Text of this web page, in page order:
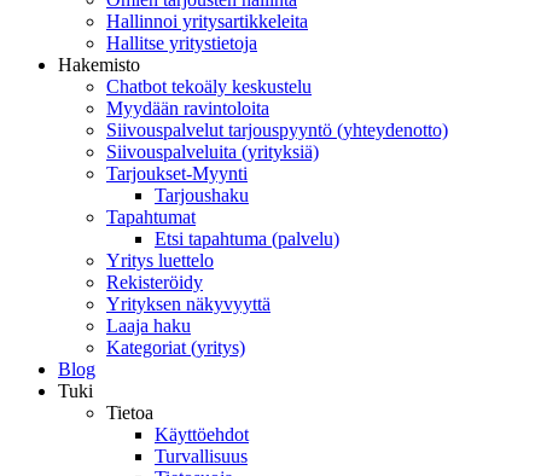
Hallinnoi yritysartikkeleita
Hallitse yritystietoja
Hakemisto
Chatbot tekoäly keskustelu
Myydään ravintoloita
Siivouspalvelut tarjouspyyntö (yhteydenotto)
Siivouspalveluita (yrityksiä)
Tarjoukset-Myynti
Tarjoushaku
Tapahtumat
Etsi tapahtuma (palvelu)
Yritys luettelo
Rekisteröidy
Yrityksen näkyvyyttä
Laaja haku
Kategoriat (yritys)
Blog
Tuki
Tietoa
Käyttöehdot
Turvallisuus